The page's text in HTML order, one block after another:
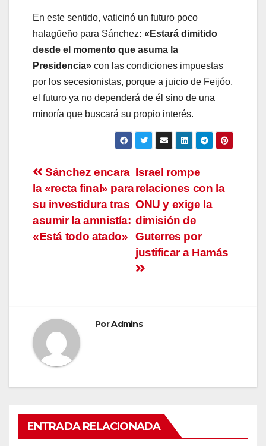
En este sentido, vaticinó un futuro poco
halagüeño para Sánchez: «Estará dimitido
desde el momento que asuma la
Presidencia» con las condiciones impuestas
por los secesionistas, porque a juicio de Feijóo,
el futuro ya no dependerá de él sino de una
minoría que buscará su propio interés.
Navegación
de
entradas
Israel rompe
relaciones con la
ONU y exige la
dimisión de
Guterres por
justificar a Hamás
Sánchez encara
la «recta final» para
su investidura tras
asumir la amnistía:
«Está todo atado»
PorAdmins
ENTRADA RELACIONADA